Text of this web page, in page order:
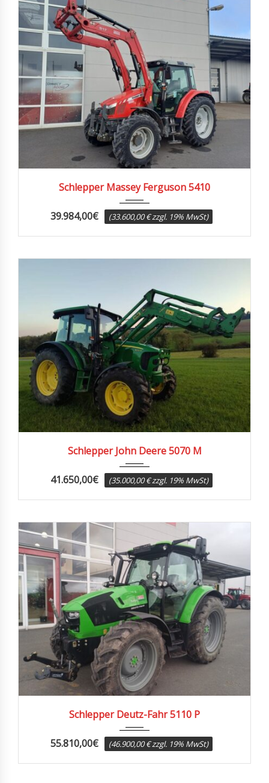
Schlepper Massey Ferguson 5410
39.984,00€ (33.600,00 € zzgl. 19% MwSt)
Schlepper John Deere 5070 M
41.650,00€ (35.000,00 € zzgl. 19% MwSt)
Schlepper Deutz-Fahr 5110 P
55.810,00€ (46.900,00 € zzgl. 19% MwSt)